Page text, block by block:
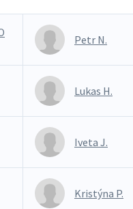
Petr N.
Lukas H.
Iveta J.
Kristýna P.